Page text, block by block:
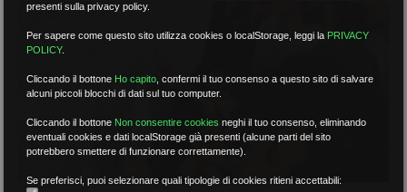
presenti sulla privacy policy.
Per sapere come questo sito utilizza cookies o localStorage, leggi la PRIVACY
POLICY.
Cliccando il bottone Ho capito ,confermi il tuo consenso a questo sito di salvare
alcuni piccoli blocchi di dati sul tuo computer.
Cliccando il bottone Non consentire cookies neghi il tuo consenso, eliminando
eventuali cookies e dati localStorage già presenti (alcune parti del sito
potrebbero smettere di funzionare correttamente).
Se preferisci, puoi selezionare quali tipologie di cookies ritieni accettabili: